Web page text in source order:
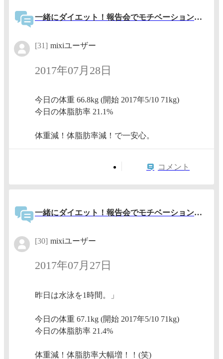
一緒にダイエット！報告会でモチベーションアップ！
[31] mixiユーザー
2017年07月28日
今日の体重 66.8kg (開始 2017年5/10 71kg)
今日の体脂肪率 21.1%
体重減！体脂肪率減！で一安心。
コメント
一緒にダイエット！報告会でモチベーションアップ！
[30] mixiユーザー
2017年07月27日
昨日は水泳を1時間。」
今日の体重 67.1kg (開始 2017年5/10 71kg)
今日の体脂肪率 21.4%
体重減！体脂肪率大幅増！！(笑)